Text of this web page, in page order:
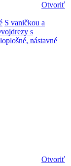
Otvoriť
S vaničkou a
s
nástavné
Otvoriť